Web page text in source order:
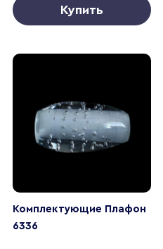
Купить
Комплектующие Плафон
6336